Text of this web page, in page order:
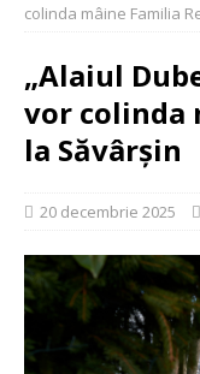
colinda mâine Familia
„Alaiul
vor colinda
la Săvârșin
20 decembrie 2025